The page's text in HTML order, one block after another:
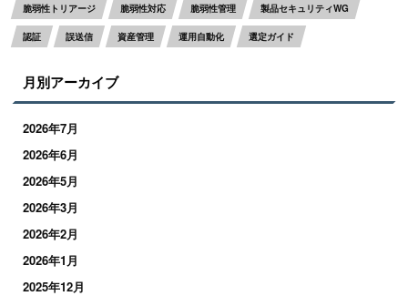
脆弱性トリアージ 脆弱性対応 脆弱性管理 製品セキュリティWG
認証 誤送信 資産管理 運用自動化 選定ガイド
月別アーカイブ
2026年7月
2026年6月
2026年5月
2026年3月
2026年2月
2026年1月
2025年12月